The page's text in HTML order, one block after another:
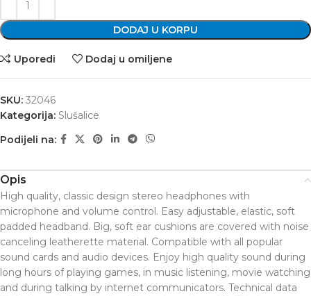
DODAJ U KORPU
Uporedi Dodaj u omiljene
SKU: 32046
Kategorija: Slušalice
Podijeli na:
Opis
High quality, classic design stereo headphones with
microphone and volume control. Easy adjustable, elastic, soft
padded headband. Big, soft ear cushions are covered with noise
canceling leatherette material. Compatible with all popular
sound cards and audio devices. Enjoy high quality sound during
long hours of playing games, in music listening, movie watching
and during talking by internet communicators. Technical data